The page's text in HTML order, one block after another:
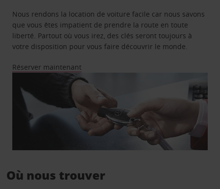
Nous rendons la location de voiture facile car nous savons
que vous êtes impatient de prendre la route en toute
liberté. Partout où vous irez, des clés seront toujours à
votre disposition pour vous faire découvrir le monde.
Réserver maintenant
Où nous trouver